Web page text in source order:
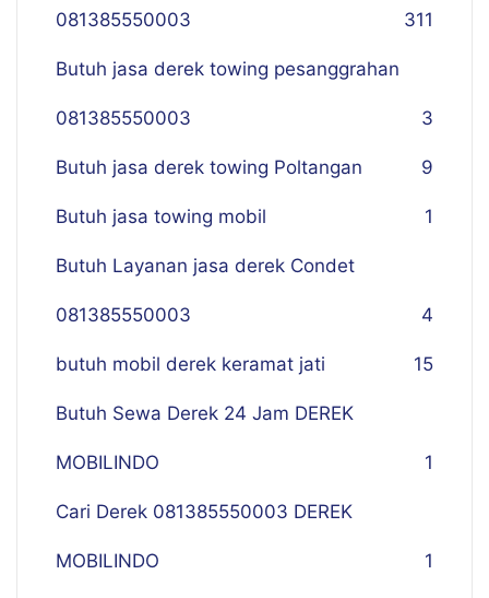
081385550003 311
Butuh jasa derek towing pesanggrahan
081385550003 3
Butuh jasa derek towing Poltangan 9
Butuh jasa towing mobil 1
Butuh Layanan jasa derek Condet
081385550003 4
butuh mobil derek keramat jati 15
Butuh Sewa Derek 24 Jam DEREK
MOBILINDO 1
Cari Derek 081385550003 DEREK
MOBILINDO 1